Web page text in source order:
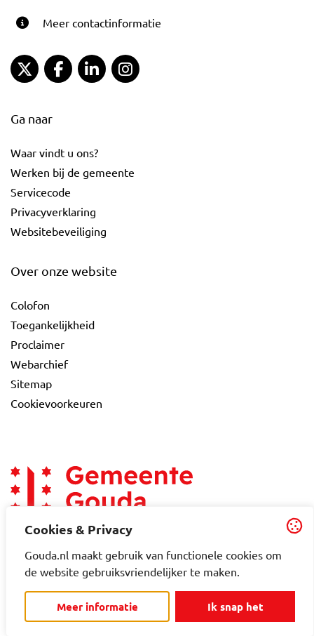
Cookies & Privacy
Gouda.nl maakt gebruik van functionele cookies om
de website gebruiksvriendelijker te maken.
Meer informatie Ik snap het
Meer contactinformatie
Gemeente Gouda Twitter
Gemeente Gouda Facebook
Gemeente Gouda LinkedIn
Ga naar
Waar vindt u ons?
Werken bij de gemeente
Servicecode
Privacyverklaring
Websitebeveiliging
Over onze website
Colofon
Toegankelijkheid
Proclaimer
Webarchief
Sitemap
Cookievoorkeuren